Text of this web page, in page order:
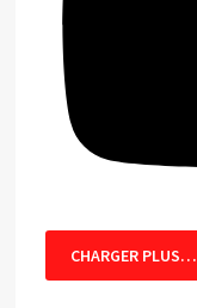
CHARGER PLUS…